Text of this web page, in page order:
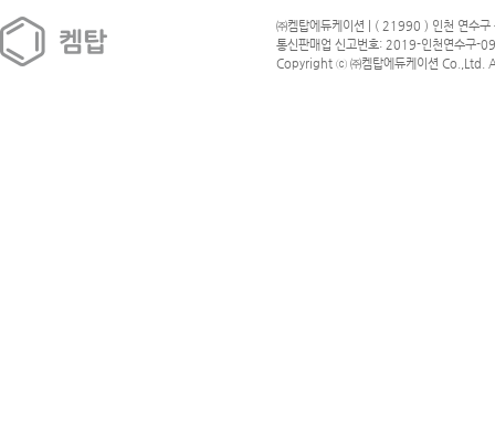
㈜켐탑에듀케이션 | ( 21990 ) 인천 연수
통신판매업 신고번호: 2019-인천연수구-
Copyright ⓒ ㈜켐탑에듀케이션 Co.,Ltd.